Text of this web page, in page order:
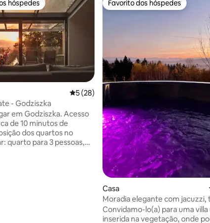
em 5 estrelas, 11avaliações
hóspedes mais apreciados
hóspedes
Classificação média de 5 em 5 estrelas,
5 (28)
- Godziszka
em Godziszka. Acesso
de 10 minutos de
dos quartos no
quarto para 3 pessoas,
Favorito dos hóspedes
Favorito dos hóspedes
Casa
Moradia elegante com jacuzzi,
jardim, Tatra
Convidamo-lo(a) para uma villa
inserida na vegetação, onde